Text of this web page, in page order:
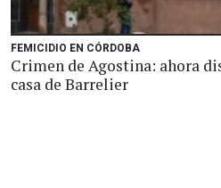
FEMICIDIO EN CÓRDOBA
Crimen de Agostina: ahora
casa de Barrelier